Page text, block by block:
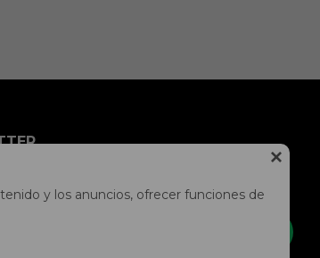

y los anuncios, ofrecer funciones de